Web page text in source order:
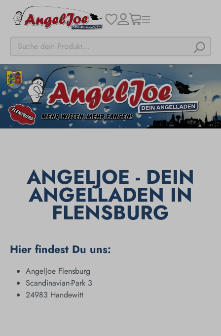
ANGELJOE - DEIN
ANGELLADEN IN
FLENSBURG
Hier findest Du uns:
AngelJoe Flensburg
Scandinavian-Park 3
24983 Handewitt